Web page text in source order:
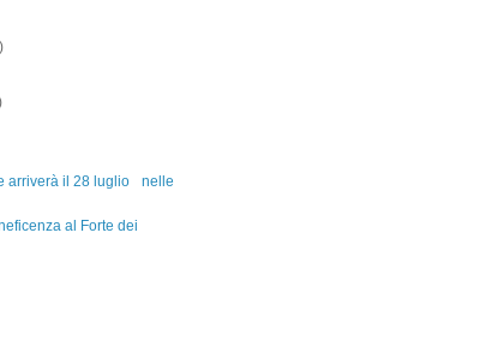
arriverà il 28 luglio nelle
al Forte dei